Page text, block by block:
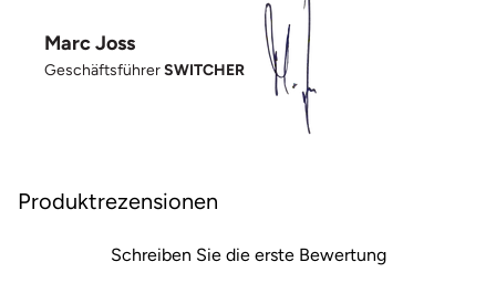
Marc Joss
GeschäftsführerSWITCHER
Produktrezensionen
Schreiben Sie die erste Bewertung